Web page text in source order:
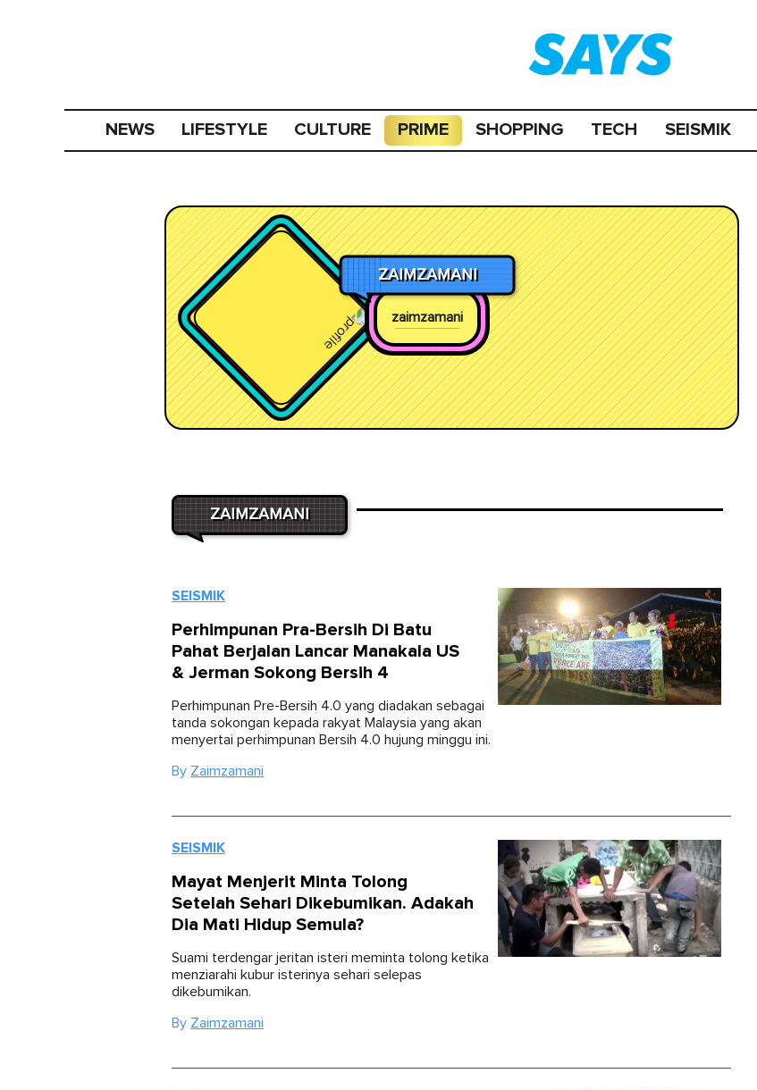
NEWS LIFESTYLE CULTURE PRIME SHOPPING TECH SEISMIK
ZAIMZAMANI
zaimzamani
ZAIMZAMANI
SEISMIK
Perhimpunan Pra-Bersih Di Batu
Pahat Berjalan Lancar Manakala US
& Jerman Sokong Bersih 4
Perhimpunan Pre-Bersih 4.0 yang diadakan sebagai
tanda sokongan kepada rakyat Malaysia yang akan
menyertai perhimpunan Bersih 4.0 hujung minggu ini.
By Zaimzamani
SEISMIK
Mayat Menjerit Minta Tolong
Setelah Sehari Dikebumikan. Adakah
Dia Mati Hidup Semula?
Suami terdengar jeritan isteri meminta tolong ketika
menziarahi kubur isterinya sehari selepas
dikebumikan.
By Zaimzamani